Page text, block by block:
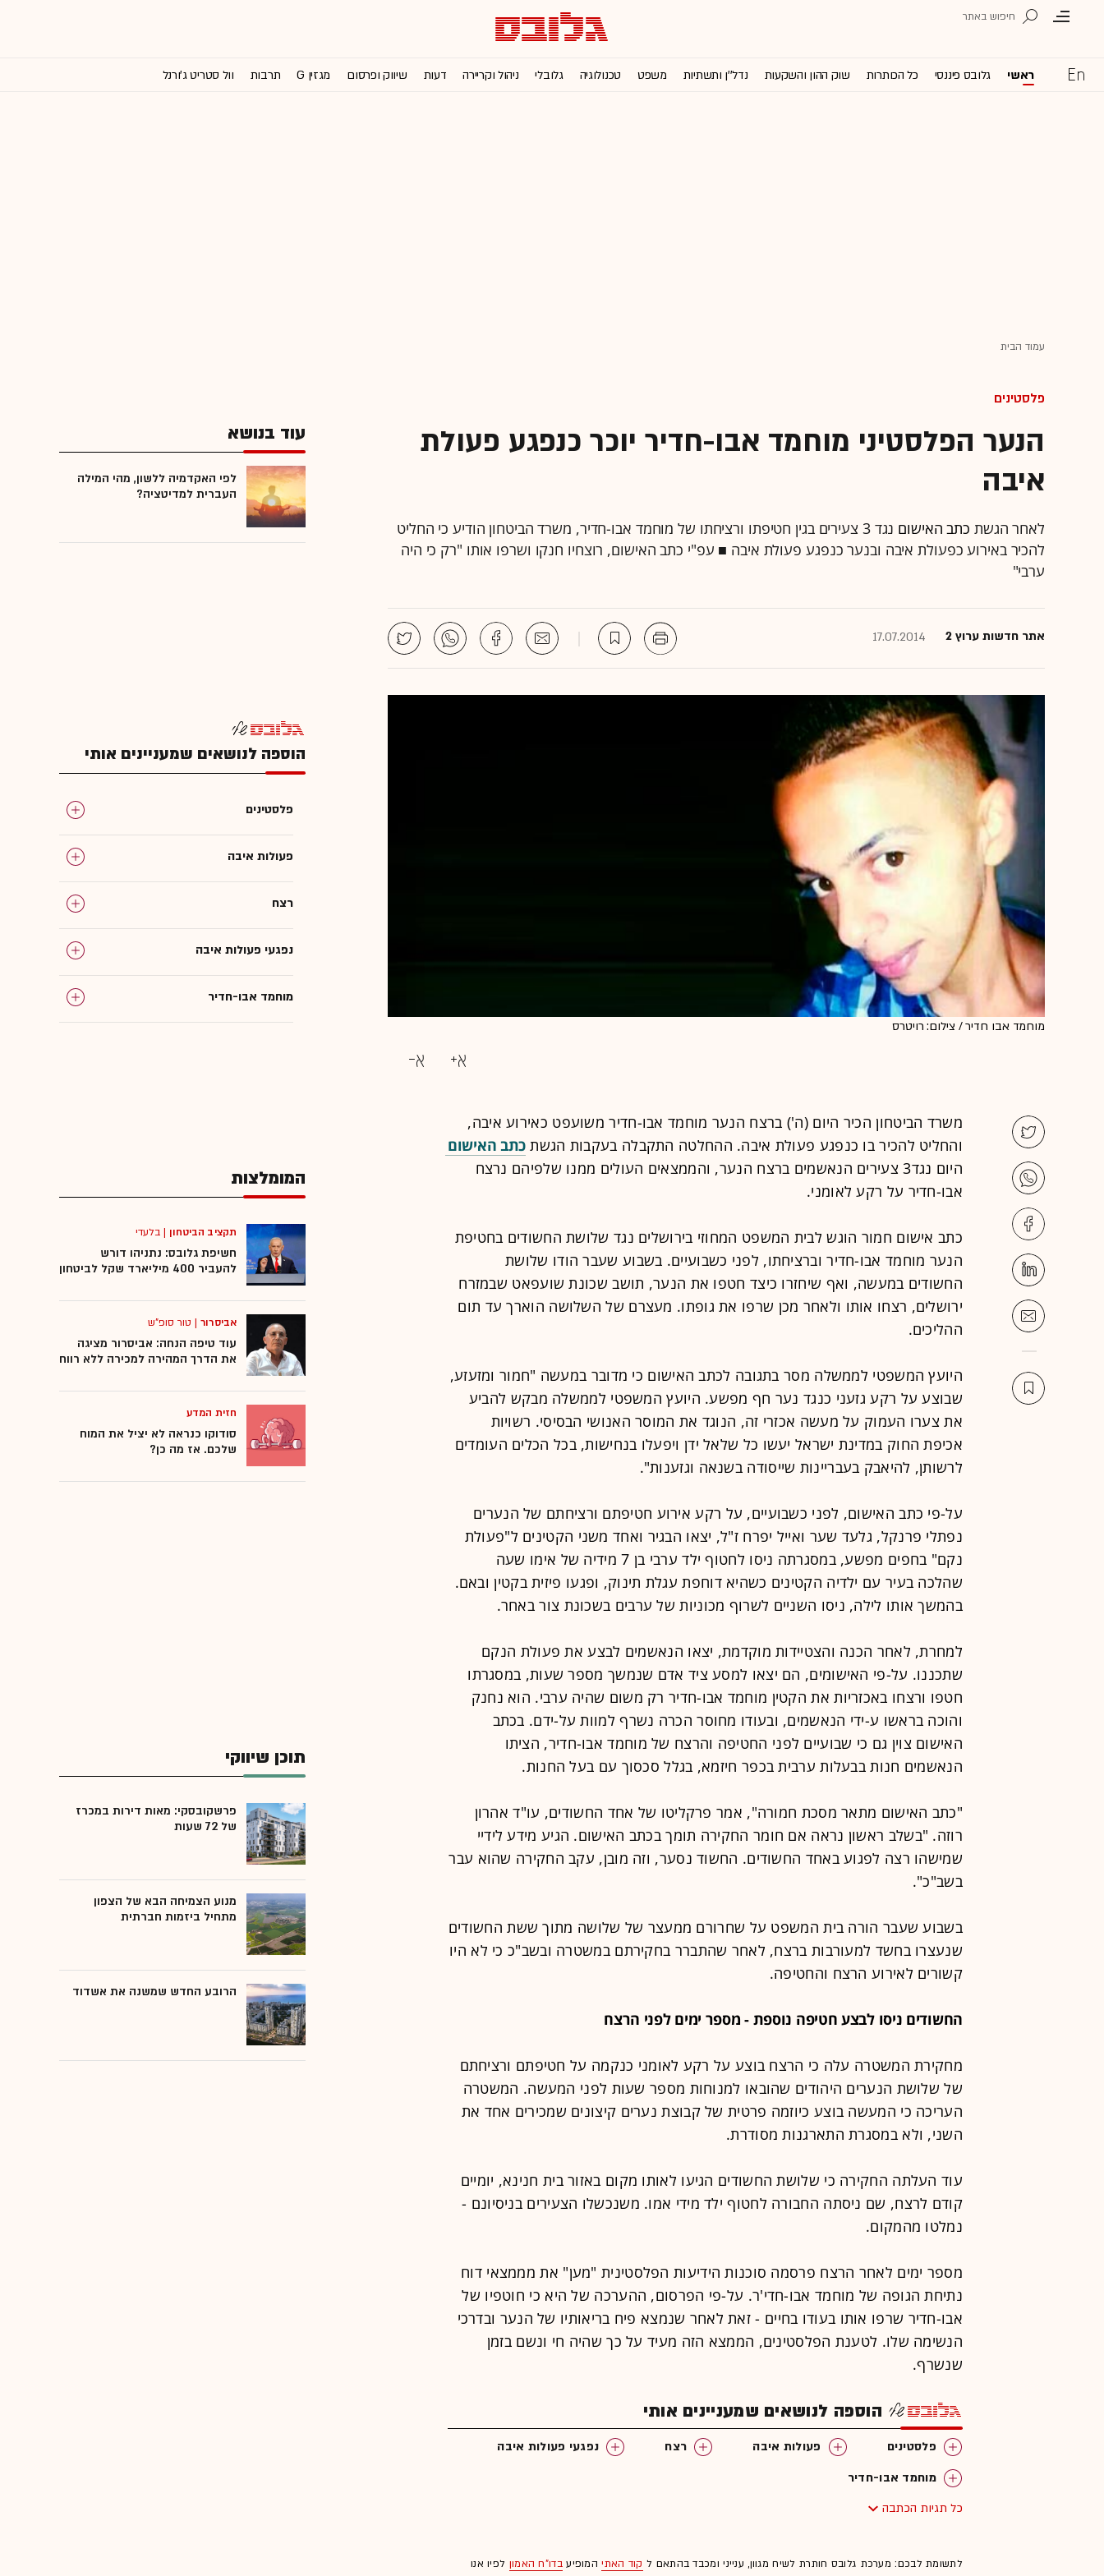
ראשי גלובס פיננסי כל הכותרות שוק ההון והשקעות נדל''ן ותשתיות משפט טכנולוגיה גלובלי ניהול וקריירה דעות שיווק ופרסום מגזין G תרבות וול סטריט ג'ורנל
עמוד הבית
פלסטינים
הנער הפלסטיני מוחמד אבו-חדיר יוכר כנפגע פעולת
איבה
לאחר הגשת כתב האישום
נגד 3 צעירים בגין חטיפתו ורציחתו של מוחמד אבו-חדיר, משרד הביטחון הודיע כי החליט
להכיר באירוע כפעולת איבה ובנער כנפגע פעולת איבה ■ עפ"י כתב האישום, רוצחיו חנקו ושרפו אותו "רק כי היה
ערבי"
אתר חדשות ערוץ 2 17.07.2014
מוחמד אבו חדיר / צילום: רויטרס
משרד הביטחון הכיר היום (ה') ברצח הנער מוחמד אבו-חדיר משועפט כאירוע איבה,
והחליט להכיר בו כנפגע פעולת איבה. ההחלטה התקבלה בעקבות הגשת כתב האישום
היום נגד3 צעירים הנאשמים ברצח הנער, והממצאים העולים ממנו שלפיהם נרצח
אבו-חדיר על רקע לאומני.
כתב אישום חמור הוגש לבית המשפט המחוזי בירושלים נגד שלושת החשודים בחטיפת
הנער מוחמד אבו-חדיר וברציחתו, לפני כשבועיים. בשבוע שעבר הודו שלושת
החשודים במעשה, ואף שיחזרו כיצד חטפו את הנער, תושב שכונת שועפאט שבמזרח
ירושלים, רצחו אותו ולאחר מכן שרפו את גופתו. מעצרם של השלושה הוארך עד תום
ההליכים.
היועץ המשפטי לממשלה מסר בתגובה לכתב האישום כי מדובר במעשה "חמור ומזעזע,
שבוצע על רקע גזעני כנגד נער חף מפשע. היועץ המשפטי לממשלה מבקש להביע
את צערו העמוק על מעשה אכזרי זה, הנוגד את המוסר האנושי הבסיסי. רשויות
אכיפת החוק במדינת ישראל יעשו כל שלאל ידן ויפעלו בנחישות, בכל הכלים העומדים
לרשותן, להיאבק בעבריינות שייסודה בשנאה וגזענות".
על-פי כתב האישום, לפני כשבועיים, על רקע אירוע חטיפתם ורציחתם של הנערים
נפתלי פרנקל, גלעד שער ואייל יפרח ז"ל, יצאו הבגיר ואחד משני הקטינים ל"פעולת
נקם" בחפים מפשע, במסגרתה ניסו לחטוף ילד ערבי בן 7 מידיה של אימו שעה
שהלכה בעיר עם ילדיה הקטינים כשהיא דוחפת עגלת תינוק, ופגעו פיזית בקטין ובאם.
בהמשך אותו לילה, ניסו השניים לשרוף מכוניות של ערבים בשכונת צור באחר.
למחרת, לאחר הכנה והצטיידות מוקדמת, יצאו הנאשמים לבצע את פעולת הנקם
שתכננו. על-פי האישומים, הם יצאו למסע ציד אדם שנמשך מספר שעות, במסגרתו
חטפו ורצחו באכזריות את הקטין מוחמד אבו-חדיר רק משום שהיה ערבי. הוא נחנק
והוכה בראשו ע-ידי הנאשמים, ובעודו מחוסר הכרה נשרף למוות על-ידם. בכתב
האישום צוין גם כי שבועיים לפני החטיפה והרצח של מוחמד אבו-חדיר, הציתו
הנאשמים חנות בבעלות ערבית בכפר חיזמא, בגלל סכסוך עם בעל החנות.
"כתב האישום מתאר מסכת חמורה", אמר פרקליטו של אחד החשודים, עו"ד אהרון
רוזה. "בשלב ראשון נראה אם חומר החקירה תומך בכתב האישום. הגיע מידע לידיי
שמישהו רצה לפגוע באחד החשודים. החשוד נסער, וזה מובן, עקב החקירה שהוא עבר
בשב"כ".
בשבוע שעבר הורה בית המשפט על שחרורם ממעצר של שלושה מתוך ששת החשודים
שנעצרו בחשד למעורבות ברצח, לאחר שהתברר בחקירתם במשטרה ובשב"כ כי לא היו
קשורים לאירוע הרצח והחטיפה.
החשודים ניסו לבצע חטיפה נוספת - מספר ימים לפני הרצח
מחקירת המשטרה עלה כי הרצח בוצע על רקע לאומני כנקמה על חטיפתם ורציחתם
של שלושת הנערים היהודים שהובאו למנוחות מספר שעות לפני המעשה. המשטרה
העריכה כי המעשה בוצע כיוזמה פרטית של קבוצת נערים קיצונים שמכירים אחד את
השני, ולא במסגרת התארגנות מסודרת.
עוד העלתה החקירה כי שלושת החשודים הגיעו לאותו מקום באזור בית חנינא, יומיים
קודם לרצח, שם ניסתה החבורה לחטוף ילד מידי אמו. משנכשלו הצעירים בניסיונם -
נמלטו מהמקום.
מספר ימים לאחר הרצח פרסמה סוכנות הידיעות הפלסטינית "מען" את מממצאי דוח
נתיחת הגופה של מוחמד אבו-חדי'ר. על-פי הפרסום, ההערכה של היא כי חוטפיו של
אבו-חדיר שרפו אותו בעודו בחיים - זאת לאחר שנמצא פיח בריאותיו של הנער ובדרכי
הנשימה שלו. לטענת הפלסטינים, הממצא הזה מעיד על כך שהיה חי ונשם בזמן
שנשרף.
הוספה לנושאים שמעניינים אותי
פלסטינים פעולות איבה רצח
נפגעי פעולות איבה
מוחמד אבו-חדיר
כל תגיות הכתבה
לתשומת לבכם: מערכת גלובס חותרת לשיח מגוון, ענייני ומכבד בהתאם ל קוד האתיהמופיעבדו"ח האמון לפיו אנו
עוד בנושא
לפי האקדמיה ללשון, מהי המילה
העברית למדיטציה?
הוספה לנושאים שמעניינים אותי
פלסטינים
פעולות איבה
רצח
נפגעי פעולות איבה
מוחמד אבו-חדיר
המומלצות
תקציב הביטחון |בלעדי
חשיפת גלובס: נתניהו דורש
להעביר 400 מיליארד שקל לביטחון
אביסרור| טור סופ"ש
עוד טיפה הנחה: אביסרור מציגה
את הדרך המהירה למכירה ללא רווח
חזית המדע
סודוקו כנראה לא יציל את המוח
שלכם. אז מה כן?
תוכן שיווקי
פרשקובסקי: מאות דירות במכרז
של 72 שעות
מנוע הצמיחה הבא של הצפון
מתחיל ביזמות חברתית
הרובע החדש שמשנה את אשדוד